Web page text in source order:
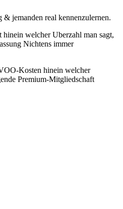
jemanden real kennenzulernen.
welcher Uberzahl man sagt,
Nichtens immer
Kosten hinein welcher
Premium-Mitgliedschaft